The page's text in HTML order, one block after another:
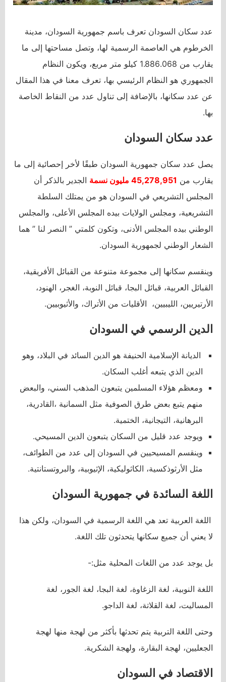
عدد سكان السودان تعرف باسم جمهورية السودان، مدينة
الخرطوم هي العاصمة الرسمية لها، وتصل مساحتها إلى ما
يقارب من 1.886.068 كيلو متر مربع، ويكون النظام
الجمهوري هو النظام الرئيسي بها، تعرف معنا في هذا المقال
عن عدد سكانها، بالإضافة إلى تناول عدد من النقاط الخاصة
بها.
عدد سكان السودان
يصل عدد سكان جمهورية السودان طبقًا لأخر إحصائية إلى ما
يقارب من 45,278,951 مليون نسمة
الجدير بالذكر أن
المجلس التشريعي في السودان هو من يمتلك السلطة
التشريعية، ومجلس الولايات بيده المجلس الأعلى، والمجلس
الوطني بيده المجلس الأدنى، وتكون كلمتي ” النصر لنا ” هما
الشعار الوطني لجمهورية السودان.
وينقسم سكانها إلى مجموعة متنوعة من القبائل الأفريقية،
القبائل العربية، قبائل البجا، قبائل النوبة، الغجر، الهنود،
الأرتيريين، الليبيين، الأقليات من الأتراك، والأثيوبيين.
الدين الرسمي في السودان
الديانة الإسلامية الحنيفة هو الدين السائد في البلاد، وهو
الدين الذي يتبعه أغلب السكان.
ومعظم هؤلاء المسلمين يتبعون المذهب السني، والبعض
منهم يتبع بعض طرق الصوفية مثل السمانية ،القادرية،
البرهانية، التيجانية، الختمية.
ويوجد عدد قليل من السكان يتبعون الدين المسيحي.
وينقسم المسيحيين في السودان إلى عدد من الطوائف،
مثل الأرثوذكسية، الكاثوليكية، الإثيوبية، والبروتستانتية.
اللغة السائدة في جمهورية السودان
اللغة العربية تعد هي اللغة الرسمية في السودان، ولكن هذا
لا يعني أن جميع سكانها يتحدثون تلك اللغة.
بل يوجد عدد من اللغات المحلية مثل:-
اللغة النوبية، لغة الزغاوة، لغة البجا، لغة الجور، لغة
المساليت، لغة القلاتة، لغة الداجو.
وحتى اللغة التربية يتم تحدثها بأكثر من لهجة منها لهجة
الجعليين، لهجة البقارة، ولهجة الشكرية.
الاقتصاد في السودان